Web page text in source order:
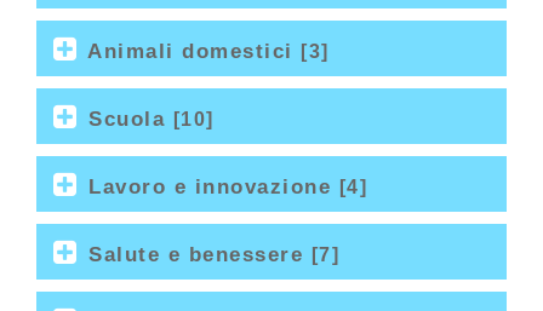
Animali domestici [3]
Scuola [10]
Lavoro e innovazione [4]
Salute e benessere [7]